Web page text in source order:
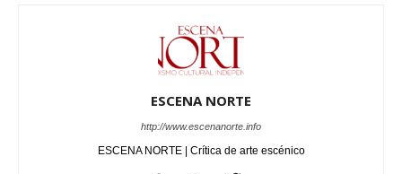
ESCENA NORTE
http://www.escenanorte.info
ESCENA NORTE | Crítica de arte escénico